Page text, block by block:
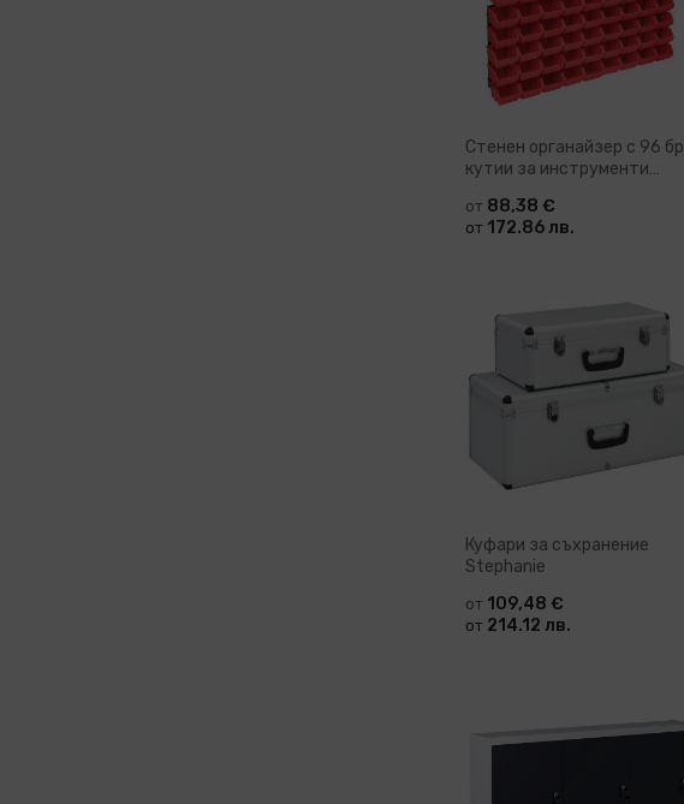
Добави в количка
Стенен органайзер с 96 бр
кутии за инструменти
от 88,38 €
от 172.86 лв.
Добави в количка
Куфари за съхранение
Stephanie
от 109,48 €
от 214.12 лв.